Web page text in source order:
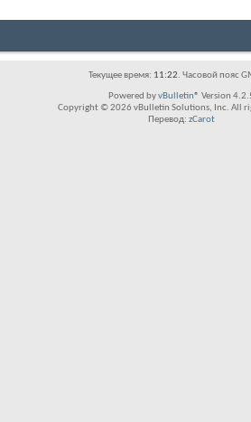
Текущее время: 11:22. Часовой пояс
Powered byvBulletin® Version
Copyright © 2026 vBulletin Solutions, Inc. All
Перевод: zCarot